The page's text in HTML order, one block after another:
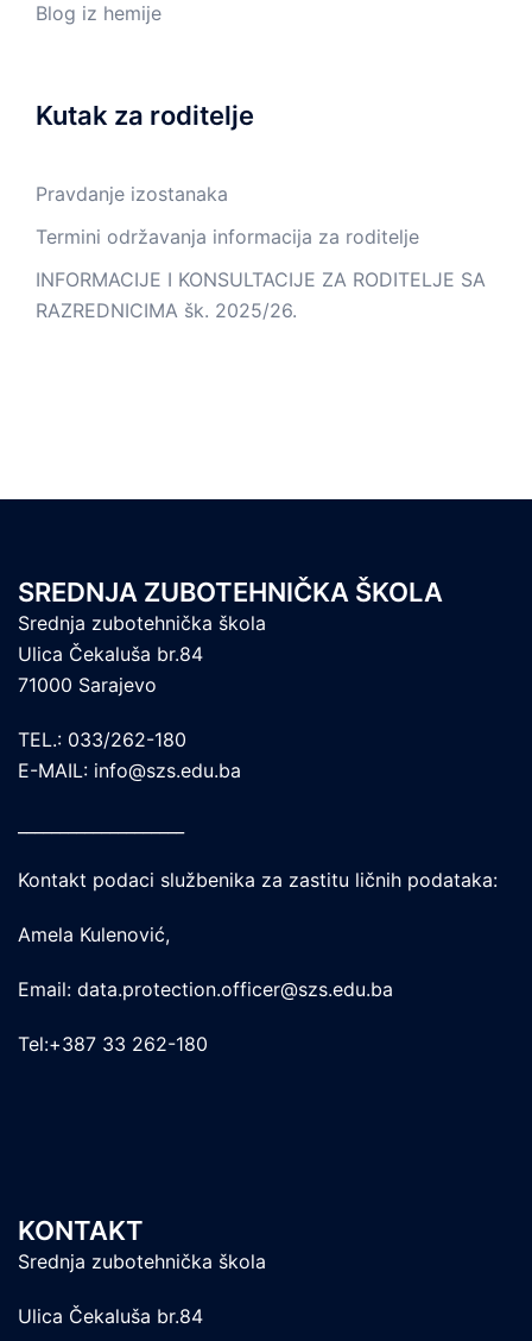
Blog iz hemije
Kutak za roditelje
Pravdanje izostanaka
Termini održavanja informacija za roditelje
INFORMACIJE I KONSULTACIJE ZA RODITELJE SA
RAZREDNICIMA šk. 2025/26.
SREDNJA ZUBOTEHNIČKA ŠKOLA
Srednja zubotehnička škola
Ulica Čekaluša br.84
71000 Sarajevo
TEL.: 033/262-180
E-MAIL: info@szs.edu.ba
Kontakt podaci službenika za zastitu ličnih podataka:
Amela Kulenović,
Email: data.protection.officer@szs.edu.ba
Tel:+387 33 262-180
KONTAKT
Srednja zubotehnička škola
Ulica Čekaluša br.84